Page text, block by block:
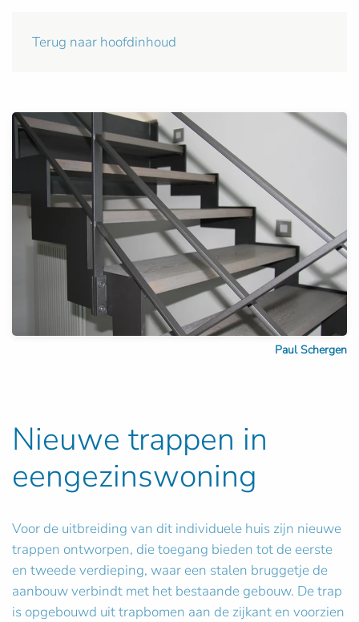
Terug naar hoofdinhoud
Paul Schergen
Nieuwe trappen in
eengezinswoning
Voor de uitbreiding van dit individuele huis zijn nieuwe
trappen ontworpen, die toegang bieden tot de eerste
en tweede verdieping, waar een stalen bruggetje de
aanbouw verbindt met het bestaande gebouw. De trap
is opgebouwd uit trapbomen aan de zijkant en voorzien